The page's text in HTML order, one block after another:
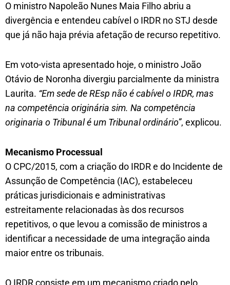
O ministro Napoleão Nunes Maia Filho abriu a
divergência e entendeu cabível o IRDR no STJ desde
que já não haja prévia afetação de recurso repetitivo.
Em voto-vista apresentado hoje, o ministro João
Otávio de Noronha divergiu parcialmente da ministra
Laurita. “Em sede de REsp não é cabível o IRDR, mas
na competência originária sim. Na competência
originaria o Tribunal é um Tribunal ordinário”, explicou.
Mecanismo Processual
O CPC/2015, com a criação do IRDR e do Incidente de
Assunção de Competência (IAC), estabeleceu
práticas jurisdicionais e administrativas
estreitamente relacionadas às dos recursos
repetitivos, o que levou a comissão de ministros a
identificar a necessidade de uma integração ainda
maior entre os tribunais.
O IRDR consiste em um mecanismo criado pelo